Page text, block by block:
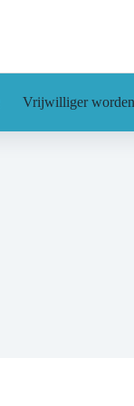
Vrijwilliger